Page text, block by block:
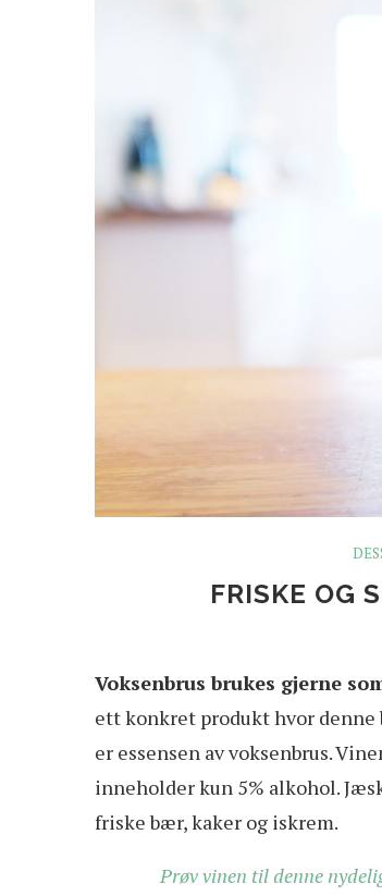
FRISKE OG
Voksenbrus brukes gjerne
ett konkret produkt hvor denne
er essensen av voksenbrus.
inneholder kun 5% alkohol.
friske bær, kaker og iskrem.
Prøv vinen til denne